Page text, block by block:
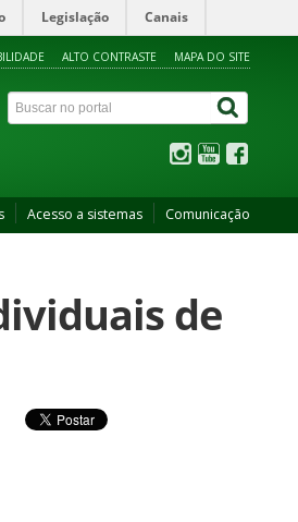
Legislação Canais
ALTO CONTRASTE MAPA DO SITE
Acesso a sistemas Comunicação
de